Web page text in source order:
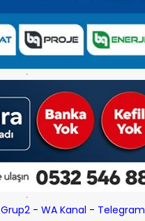
Grup2- WA Kanal - Telegram